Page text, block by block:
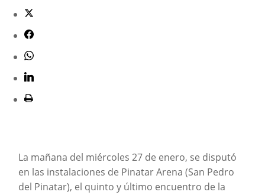
La mañana del miércoles 27 de enero, se disputó
en las instalaciones de Pinatar Arena (San Pedro
del Pinatar), el quinto y último encuentro de la